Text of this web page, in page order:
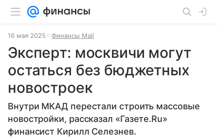
16 мая 2025 Финансы Mail
Эксперт: москвичи могут
остаться без бюджетных
новостроек
Внутри МКАД перестали строить массовые
новостройки, рассказал «Газете.Ru»
финансист Кирилл Селезнев.